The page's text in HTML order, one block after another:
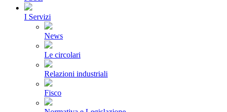
I Servizi
News
Le circolari
Relazioni industriali
Fisco